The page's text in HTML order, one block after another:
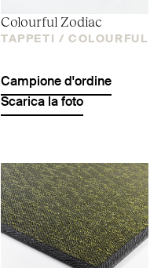
Colourful Zodiac
TAPPETI / COLOURFUL
Campione d'ordine
Scarica la foto